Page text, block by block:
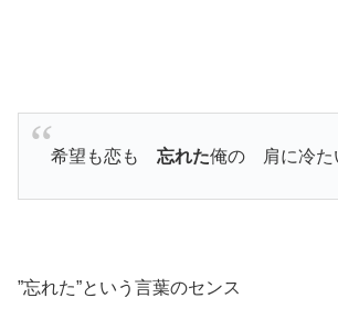
希望も恋も 忘れた俺の 肩に冷
”忘れた”という言葉のセンス